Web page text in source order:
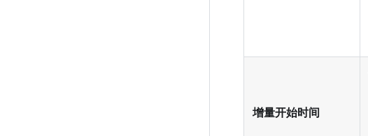
增量开始时间